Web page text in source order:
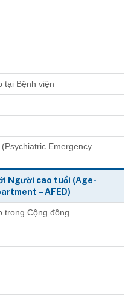
tại Bệnh viện
Emergency
Người cao tuổi (Age-
– AFED)
trong Cộng đồng